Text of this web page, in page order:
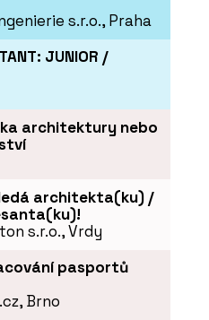
s.r.o., Praha
JUNIOR /
architektury nebo
architekta(ku) /
s.r.o., Vrdy
pasportů
Brno